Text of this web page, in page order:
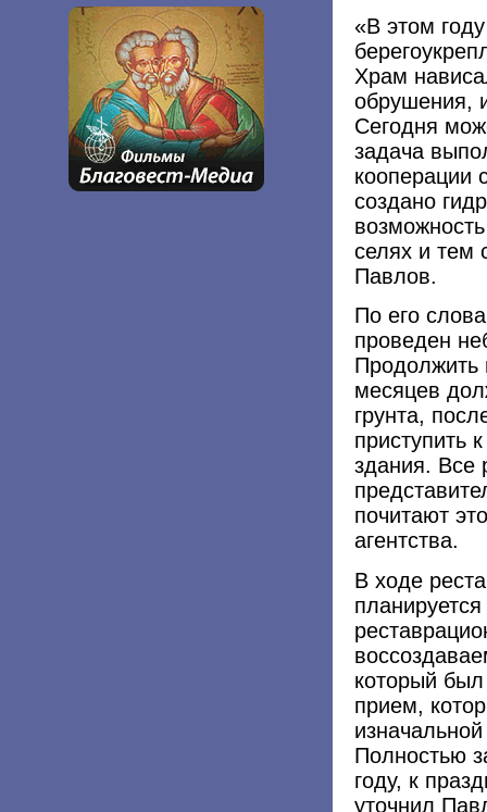
«В этом
Храм
обрушения,
Сегодня
задача
кооперации
создано
селях и тем
Павлов.
По его
проведен
Продолжить
месяцев
грунта,
приступить
здания. Все
почитают
агентства.
В ходе
который
прием,
Полностью
году, к
уточнил